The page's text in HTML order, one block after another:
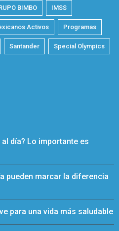
BIMBO IMSS
Activos Programas
Santander Special Olympics
día? Lo importante es
pueden marcar la diferencia
para una vida más saludable